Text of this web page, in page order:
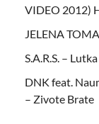
VIDEO 2012)
JELENA
S.A.R.S. –
DNK feat.
– Zivote Brate